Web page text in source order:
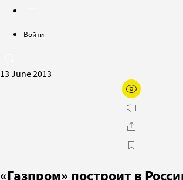
Войти
13 June 2013
«Газпром» построит в